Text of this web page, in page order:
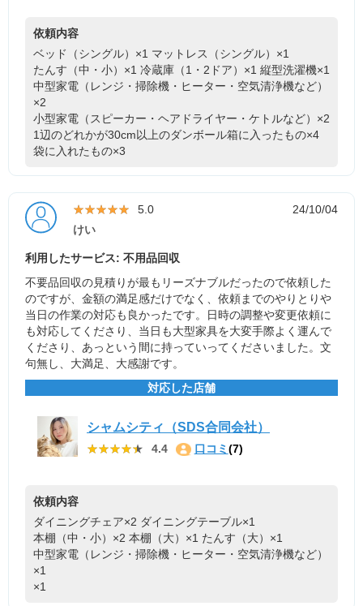
依頼内容
ベッド（シングル）×1 マットレス（シングル）×1
たんす（中・小）×1 冷蔵庫（1・2ドア）×1 縦型洗濯機×1
中型家電（レンジ・掃除機・ヒーター・空気清浄機など）
×2
小型家電（スピーカー・ヘアドライヤー・ケトルなど）×2
1辺のどれかが30cm以上のダンボール箱に入ったもの×4
袋に入れたもの×3
★★★★★
★★★★★ 5.0
24/10/04
けい
利用したサービス: 不用品回収
不要品回収の見積りが最もリーズナブルだったので依頼した
のですが、金額の満足感だけでなく、依頼までのやりとりや
当日の作業の対応も良かったです。日時の調整や変更依頼に
も対応してくださり、当日も大型家具を大変手際よく運んで
くださり、あっという間に持っていってくださいました。文
句無し、大満足、大感謝です。
対応した店舗
シャムシティ（SDS合同会社）
★★★★★
★★★★★ 4.4 口コミ (7)
依頼内容
ダイニングチェア×2 ダイニングテーブル×1
本棚（中・小）×2 本棚（大）×1 たんす（大）×1
中型家電（レンジ・掃除機・ヒーター・空気清浄機など）
×1
×1